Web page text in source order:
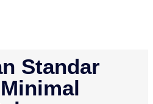
Standar